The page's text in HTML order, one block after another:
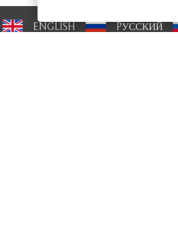
ENGLISH PУССКИЙ